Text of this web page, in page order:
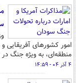
امور کشورهای آفریقایی
منطقه‌ای، به ویژه جنگ در
۴ آذر ۰۴ - ۱۴:۵۹